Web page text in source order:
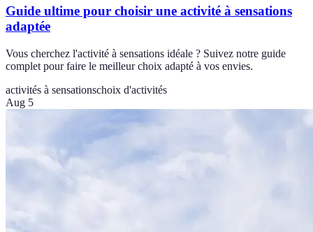
Guide ultime pour choisir une activité à sensations
adaptée
Vous cherchez l'activité à sensations idéale ? Suivez notre guide
complet pour faire le meilleur choix adapté à vos envies.
activités à sensationschoix d'activités
Aug 5